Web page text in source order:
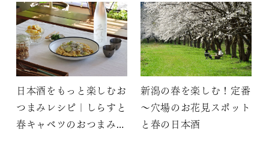
日本酒をもっと楽しむお
つまみレシピ｜しらすと
春キャベツのおつまみパ
新潟の春を楽しむ！定番
～穴場のお花見スポット
と春の日本酒